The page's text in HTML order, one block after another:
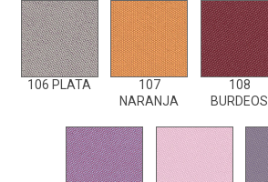
106 PLATA
107
NARANJA
108
BURDEOS